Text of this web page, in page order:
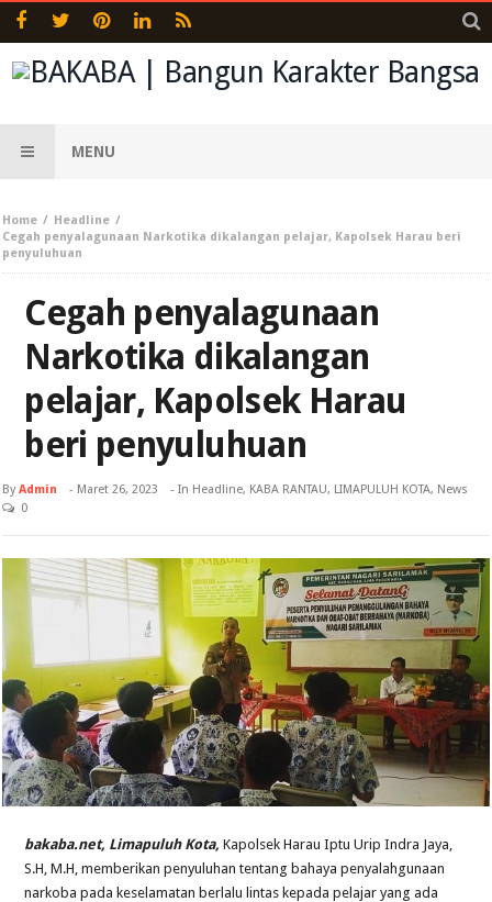
MENU
Home
Headline
Cegah penyalagunaan Narkotika dikalangan pelajar, Kapolsek Harau beri
penyuluhuan
Cegah penyalagunaan
Narkotika dikalangan
pelajar, Kapolsek Harau
beri penyuluhuan
ByAdmin - Maret 26, 2023 - In Headline, KABA RANTAU, LIMAPULUH KOTA, News
0
bakaba.net, Limapuluh Kota, Kapolsek Harau Iptu Urip Indra Jaya,
S.H, M.H, memberikan penyuluhan tentang bahaya penyalahgunaan
narkoba pada keselamatan berlalu lintas kepada pelajar yang ada